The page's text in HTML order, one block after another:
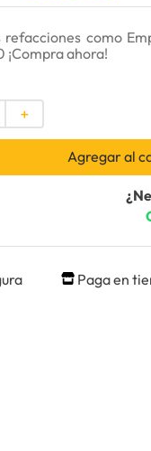
como
ahora!
＋
Agregar al
Paga en